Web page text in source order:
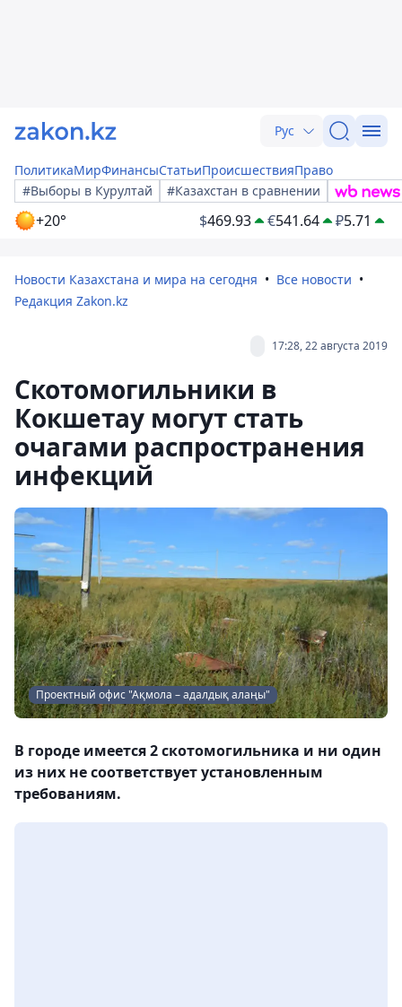
Рус
ПолитикаМирФинансыСтатьиПроисшествияПраво
#Выборы в Курултай
#Казахстан в сравнении
+20° $469.93 €541.64 ₽5.71
Новости Казахстана и мира на сегодня
Все новости
Редакция Zakon.kz
17:28, 22 августа 2019
Скотомогильники в
Кокшетау могут стать
очагами распространения
инфекций
Проектный офис "Ақмола – адалдық алаңы"
В городе имеется 2 скотомогильника и ни один
из них не соответствует установленным
требованиям.